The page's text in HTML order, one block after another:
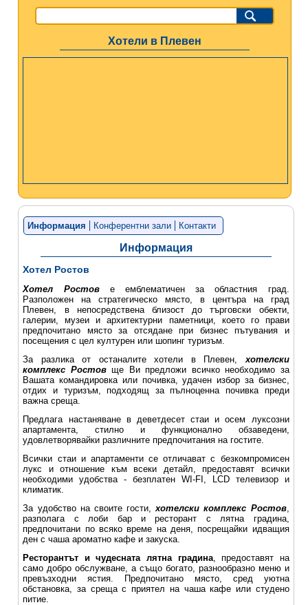
Хотели в Плевен
Информация Конферентни зали Контакти
Информация
Хотел Ростов
Хотел Ростове емблематичен за областния град.
Разположен на стратегическо място, в центъра на град
Плевен, в непосредствена близост до търговски обекти,
галерии, музеи и архитектурни паметници, което го прави
предпочитано място за отсядане при бизнес пътувания и
посещения с цел културен или шопинг туризъм.
За разлика от останалите хотели в Плевен, хотелски
комплекс Ростовще Ви предложи всичко необходимо за
Вашата командировка или почивка, удачен избор за бизнес,
отдих и туризъм, подходящ за пълноценна почивка преди
важна среща.
Предлага настаняване в деветдесет стаи и осем луксозни
апартамента, стилно и функционално обзаведени,
удовлетворявайки различните предпочитания на гостите.
Всички стаи и апартаменти се отличават с безкомпромисен
лукс и отношение към всеки детайл, предоставят всички
необходими удобства - безплатен WI-FI, LCD телевизор и
климатик.
За удобство на своите гости,хотелски комплекс Ростов,
разполага с лоби бар и ресторант с лятна градина,
предпочитани по всяко време на деня, посрещайки идващия
ден с чаша ароматно кафе и закуска.
Ресторантът и чудесната лятна градина, предоставят на
само добро обслужване, а също богато, разнообразно меню и
превъзходни ястия. Предпочитано място, сред уютна
обстановка, за среща с приятел на чаша кафе или студено
питие.